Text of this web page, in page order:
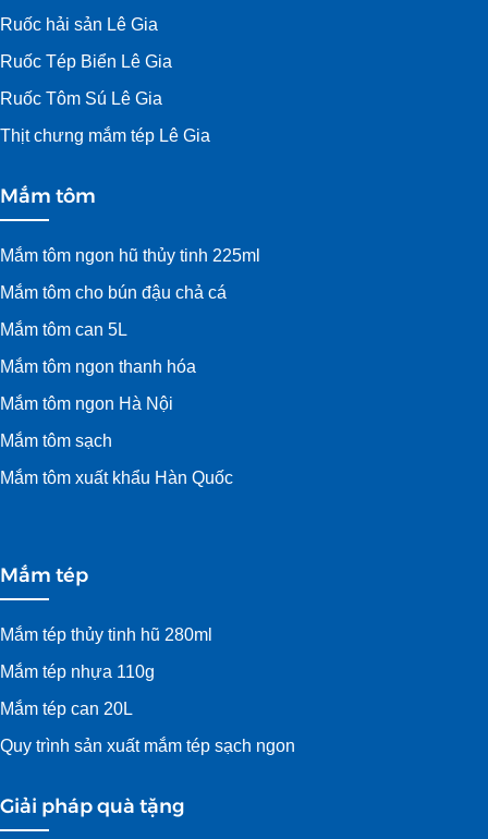
Ruốc hải sản Lê Gia
Ruốc Tép Biển Lê Gia
Ruốc Tôm Sú Lê Gia
Thịt chưng mắm tép Lê Gia
Mắm tôm
Mắm tôm ngon hũ thủy tinh 225ml
Mắm tôm cho bún đậu chả cá
Mắm tôm can 5L
Mắm tôm ngon thanh hóa
Mắm tôm ngon Hà Nội
Mắm tôm sạch
Mắm tôm xuất khẩu Hàn Quốc
Mắm tép
Mắm tép thủy tinh hũ 280ml
Mắm tép nhựa 110g
Mắm tép can 20L
Quy trình sản xuất mắm tép sạch ngon
Giải pháp quà tặng